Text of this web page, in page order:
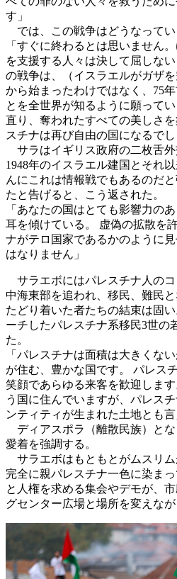
す」
では、この戦争はどうなってい
「すぐに終わるとは思いません
を支援する人々は決して屈しな
の戦争は、（イスラエルがガザを
から始まったわけではなく、75
とを全世界が知るように願って
直り、奪われたすべての美しさ
スチナは再び自由の国になるでし
サラはイギリス政府の二枚舌
1948年のイスラエル建国とそれ
んにこれは情報戦でもあるのだ
たと告げると、こう返された。
「あなたの国はとても影響力の
耳を傾けている。 虚偽の拡散を
ナがテロ国家であるかのように
はなりません」
サラエボにはパレスチナ人の
中海東部を追われ、移民、難民
たどり着いた者たちの結束は固
ーチしたパレスチナ系移民3世の
た。
「パレスチナは面積は大きくな
が住む、豊かな国です。 パレス
笑顔であらゆる来客を歓迎しま
う国に住んでいますが、パレス
ンティティが生まれた土地とも言
ディアスポラ（離散民族）と
愛着を強調する。
サラエボはもともとがムスリム
完全に親パレスチナ一色に染ま
と人権を求める集会やデモが、
グセンター広場と場所を変えな